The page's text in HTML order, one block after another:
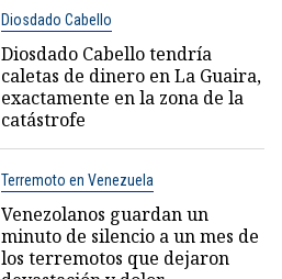
Diosdado Cabello
Diosdado Cabello tendría
caletas de dinero en La Guaira,
exactamente en la zona de la
catástrofe
Terremoto en Venezuela
Venezolanos guardan un
minuto de silencio a un mes de
los terremotos que dejaron